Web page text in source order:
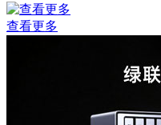
查看更多